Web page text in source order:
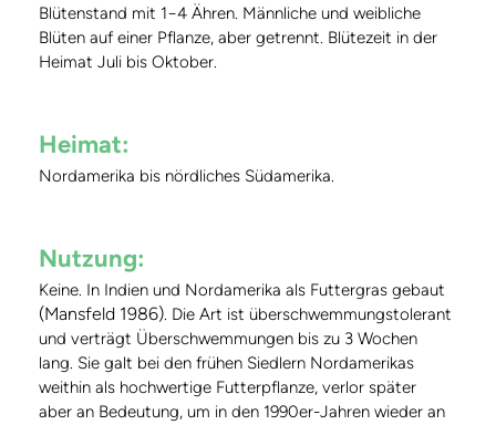
Blütenstand mit 1−4 Ähren. Männliche und weibliche
Blüten auf einer Pflanze, aber getrennt. Blütezeit in der
Heimat Juli bis Oktober.
Heimat:
Nordamerika bis nördliches Südamerika.
Nutzung:
Keine. In Indien und Nordamerika als Futtergras gebaut
(Mansfeld 1986). Die Art ist überschwemmungstolerant
und verträgt Überschwemmungen bis zu 3 Wochen
lang. Sie galt bei den frühen Siedlern Nordamerikas
weithin als hochwertige Futterpflanze, verlor später
aber an Bedeutung, um in den 1990er-Jahren wieder an